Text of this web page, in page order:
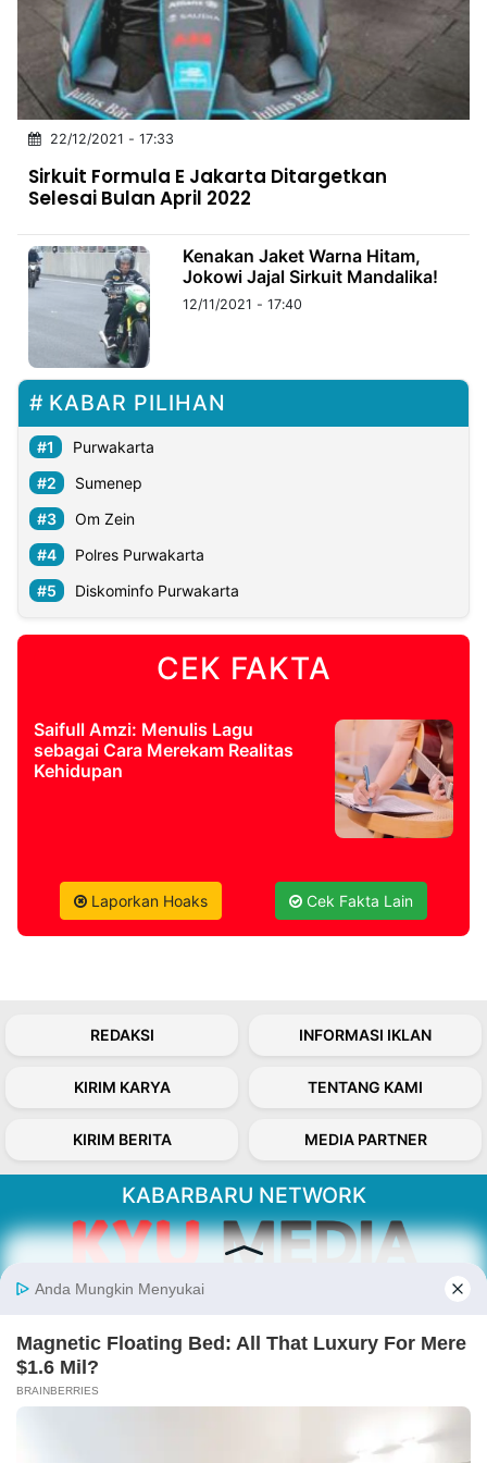
INDONESIA
Partner
NTB
Time
IDN
Jogja
Rakyat
News
Notice
Baru
Follow
Kabarbaru
Kabarbaru.co
2026
PT.
22/12/2021 - 17:33
Sirkuit Formula E Jakarta Ditargetkan
Selesai Bulan April 2022
Kenakan Jaket Warna Hitam,
Jokowi Jajal Sirkuit Mandalika!
12/11/2021 - 17:40
KABAR PILIHAN
Purwakarta
Sumenep
Om Zein
Polres Purwakarta
Diskominfo Purwakarta
CEK FAKTA
Saifull Amzi: Menulis Lagu
sebagai Cara Merekam Realitas
Kehidupan
Laporkan Hoaks Cek Fakta Lain
REDAKSI INFORMASI IKLAN
KIRIM KARYA TENTANG KAMI
KIRIM BERITA MEDIA PARTNER
KABARBARU NETWORK